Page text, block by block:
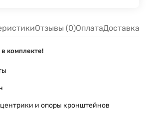
Отзывы (0)ОплатаДоставка
комплекте!
и опоры кронштейнов